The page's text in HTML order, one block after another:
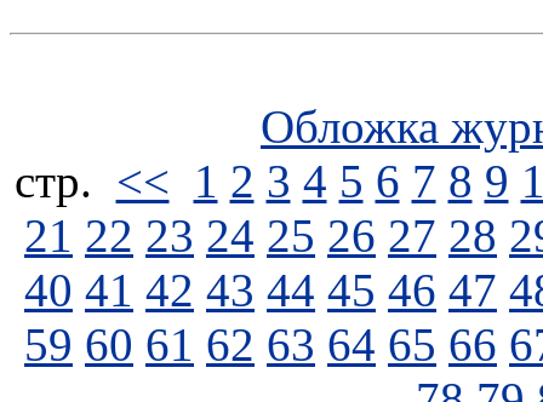
Обложка
стp. << 1 2 3 4 5 6 7 8 9
21 22 23 24 25 26 27 28
40 41 42 43 44 45 46 47
59 60 61 62 63 64 65 66